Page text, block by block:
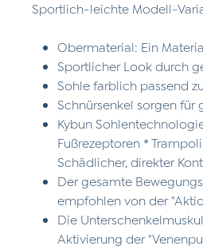
Sportlich-leichte Modell-
Obermaterial: Ein
Sportlicher Look durch
Sohle farblich passend
Schnürsenkel sorgen für
Kybun
Fußrezeptoren *
Schädlicher, direkter
Der gesamte
empfohlen von der
Die
Aktivierung der